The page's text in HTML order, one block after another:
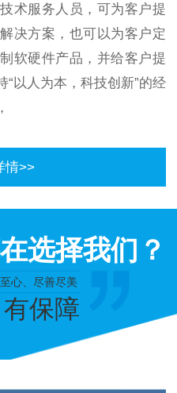
术服务人员，可为客户提
决方案，也可以为客户定
软硬件产品，并给客户提
以人为本，科技创新”的经
情>>
选择我们？
心、尽善尽美
保障